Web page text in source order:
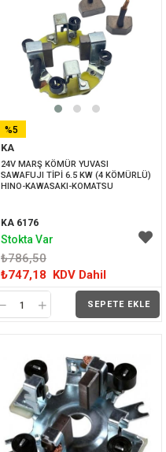
KA
24V MARŞ KÖMÜR YUVASI
SAWAFUJI TİPİ 6.5 KW (4 KÖMÜRLÜ)
HINO-KAWASAKI-KOMATSU
KA 6176
₺786,50
₺747,18 KDV Dahil
SEPETE EKLE
%5
İNDIRIM
Stokta Var